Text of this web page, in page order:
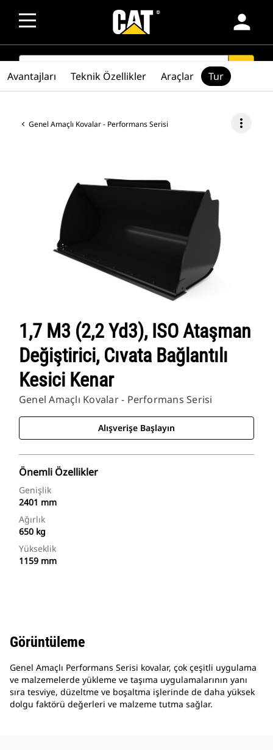
person
SEARCH
Genel Amaçlı Kovalar - Performans Serisi more_vert
1,7 M3 (2,2 Yd3), ISO Ataşman
Değiştirici, Cıvata Bağlantılı
Kesici Kenar
Genel Amaçlı Kovalar - Performans Serisi
Alışverişe Başlayın
Önemli Özellikler
Genişlik
2401 mm
Ağırlık
650 kg
Yükseklik
1159 mm
Avantajları Teknik Özellikler Araçlar Tur
Görüntüleme
Genel Amaçlı Performans Serisi kovalar, çok çeşitli uygulama
ve malzemelerde yükleme ve taşıma uygulamalarının yanı
sıra tesviye, düzeltme ve boşaltma işlerinde de daha yüksek
dolgu faktörü değerleri ve malzeme tutma sağlar.